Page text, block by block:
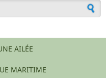
AILÉE
MARITIME